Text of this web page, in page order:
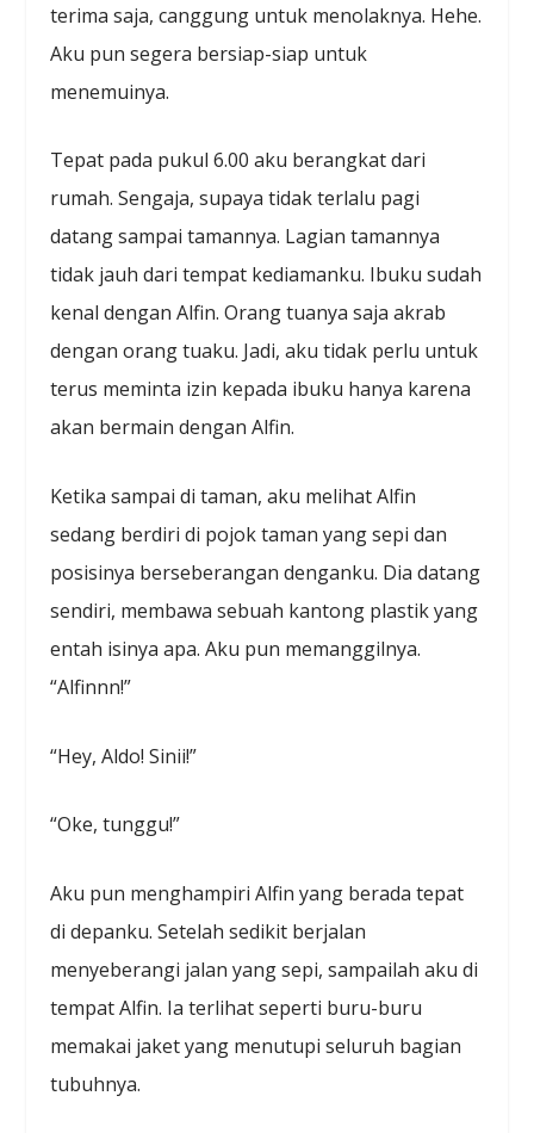
terima saja, canggung untuk menolaknya. Hehe.
Aku pun segera bersiap-siap untuk
menemuinya.
Tepat pada pukul 6.00 aku berangkat dari
rumah. Sengaja, supaya tidak terlalu pagi
datang sampai tamannya. Lagian tamannya
tidak jauh dari tempat kediamanku. Ibuku sudah
kenal dengan Alfin. Orang tuanya saja akrab
dengan orang tuaku. Jadi, aku tidak perlu untuk
terus meminta izin kepada ibuku hanya karena
akan bermain dengan Alfin.
Ketika sampai di taman, aku melihat Alfin
sedang berdiri di pojok taman yang sepi dan
posisinya berseberangan denganku. Dia datang
sendiri, membawa sebuah kantong plastik yang
entah isinya apa. Aku pun memanggilnya.
“Alfinnn!”
“Hey, Aldo! Sinii!”
“Oke, tunggu!”
Aku pun menghampiri Alfin yang berada tepat
di depanku. Setelah sedikit berjalan
menyeberangi jalan yang sepi, sampailah aku di
tempat Alfin. Ia terlihat seperti buru-buru
memakai jaket yang menutupi seluruh bagian
tubuhnya.